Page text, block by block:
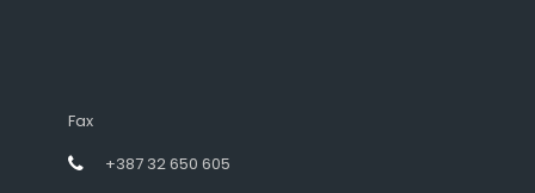
Fax
+387 32 650 605